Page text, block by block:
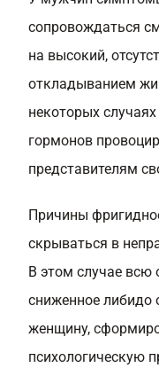
сопровождаться
на высокий,
откладыванием
некоторых
гормонов
представителям
Причины
скрываться в
В этом случае всю
сниженное либидо
женщину,
психологическую